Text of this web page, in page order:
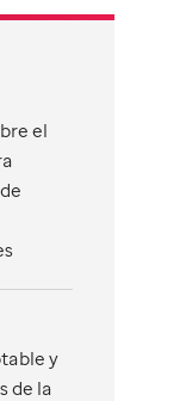
el
y
de la